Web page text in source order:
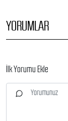
YORUMLAR
İlk Yorumu Ekle